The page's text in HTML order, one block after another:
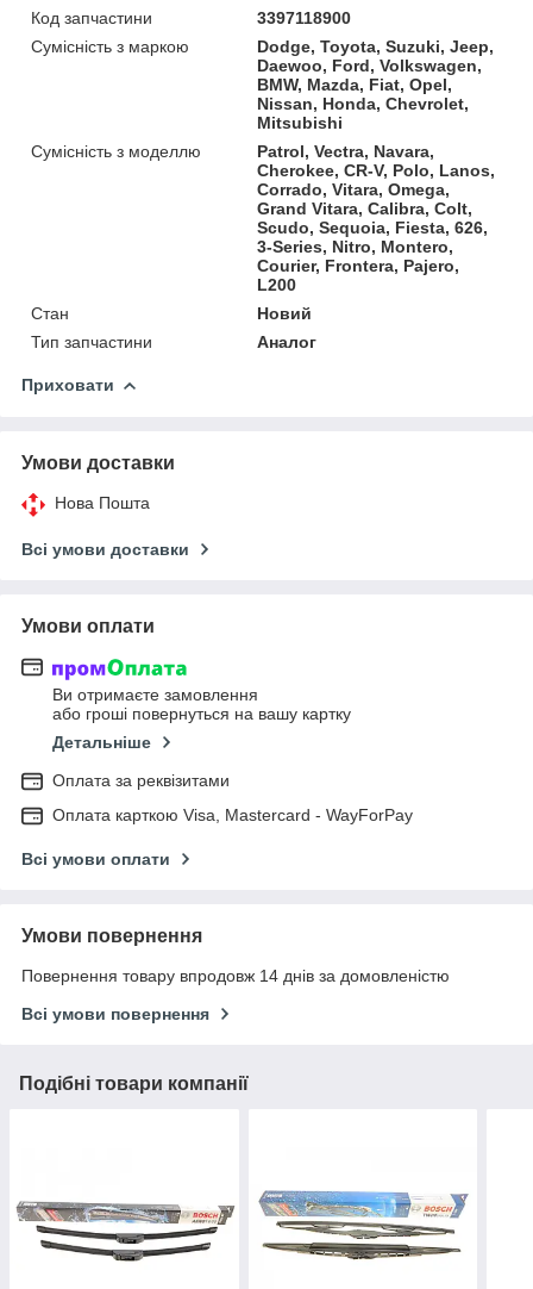
Код запчастини
3397118900
Сумісність з маркою
Dodge, Toyota, Suzuki, Jeep,
Daewoo, Ford, Volkswagen,
BMW, Mazda, Fiat, Opel,
Nissan, Honda, Chevrolet,
Mitsubishi
Сумісність з моделлю
Patrol, Vectra, Navara,
Cherokee, CR-V, Polo, Lanos,
Corrado, Vitara, Omega,
Grand Vitara, Calibra, Colt,
Scudo, Sequoia, Fiesta, 626,
3-Series, Nitro, Montero,
Courier, Frontera, Pajero,
L200
Стан
Новий
Тип запчастини
Аналог
Приховати
Умови доставки
Нова Пошта
Всі умови доставки
Умови оплати
Ви отримаєте замовлення
або гроші повернуться на вашу картку
Детальніше
Оплата за реквізитами
Оплата карткою Visa, Mastercard - WayForPay
Всі умови оплати
Умови повернення
Повернення товару впродовж 14 днів за домовленістю
Всі умови повернення
Подібні товари компанії